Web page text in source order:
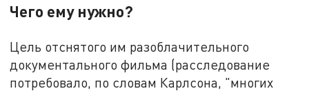
Чего ему нужно?
Цель отснятого им разоблачительного
документального фильма (расследование
потребовало, по словам Карлсона, "многих